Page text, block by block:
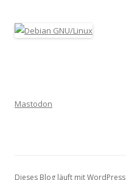
Mastodon
Dieses Blog läuft mit WordPress